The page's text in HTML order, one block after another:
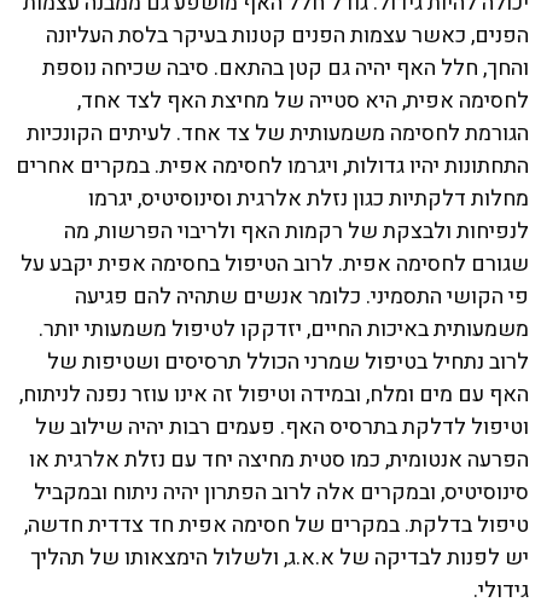
הפנים, כאשר עצמות הפנים קטנות בעיקר בלסת העליונה
והחך, חלל האף יהיה גם קטן בהתאם. סיבה שכיחה נוספת
לחסימה אפית, היא סטייה של מחיצת האף לצד אחד,
הגורמת לחסימה משמעותית של צד אחד. לעיתים הקונכיות
התחתונות יהיו גדולות, ויגרמו לחסימה אפית. במקרים אחרים
מחלות דלקתיות כגון נזלת אלרגית וסינוסיטיס, יגרמו
לנפיחות ולבצקת של רקמות האף ולריבוי הפרשות, מה
שגורם לחסימה אפית. לרוב הטיפול בחסימה אפית יקבע על
פי הקושי התסמיני. כלומר אנשים שתהיה להם פגיעה
משמעותית באיכות החיים, יזדקקו לטיפול משמעותי יותר.
לרוב נתחיל בטיפול שמרני הכולל תרסיסים ושטיפות של
האף עם מים ומלח, ובמידה וטיפול זה אינו עוזר נפנה לניתוח,
וטיפול לדלקת בתרסיס האף. פעמים רבות יהיה שילוב של
הפרעה אנטומית, כמו סטית מחיצה יחד עם נזלת אלרגית או
סינוסיטיס, ובמקרים אלה לרוב הפתרון יהיה ניתוח ובמקביל
טיפול בדלקת. במקרים של חסימה אפית חד צדדית חדשה,
יש לפנות לבדיקה של א.א.ג, ולשלול הימצאותו של תהליך
גידולי.